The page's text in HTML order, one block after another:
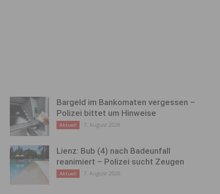
Bargeld im Bankomaten vergessen –
Polizei bittet um Hinweise
Aktuell 7. August 2026
Lienz: Bub (4) nach Badeunfall
reanimiert – Polizei sucht Zeugen
Aktuell 7. August 2026